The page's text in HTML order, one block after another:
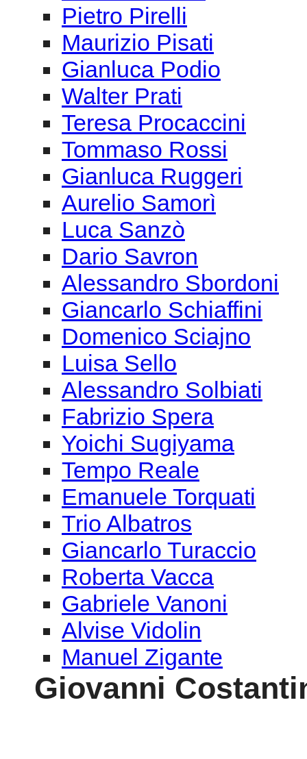
Pietro Pirelli
Maurizio Pisati
Gianluca Podio
Walter Prati
Teresa Procaccini
Tommaso Rossi
Gianluca Ruggeri
Aurelio Samorì
Luca Sanzò
Dario Savron
Alessandro Sbordoni
Giancarlo Schiaffini
Domenico Sciajno
Luisa Sello
Alessandro Solbiati
Fabrizio Spera
Yoichi Sugiyama
Tempo Reale
Emanuele Torquati
Trio Albatros
Giancarlo Turaccio
Roberta Vacca
Gabriele Vanoni
Alvise Vidolin
Manuel Zigante
Giovanni